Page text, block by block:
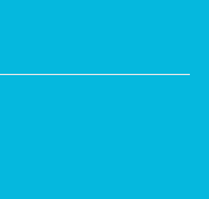
làm hỏng kết